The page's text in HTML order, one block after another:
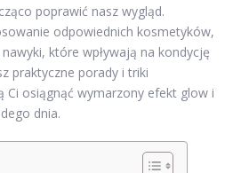
poprawić nasz wygląd.
odpowiednich kosmetyków,
które wpływają na kondycję
praktyczne porady i triki
osiągnąć wymarzony efekt glow i
dnia.